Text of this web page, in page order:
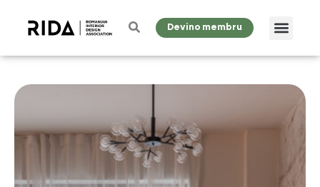
Devino membru